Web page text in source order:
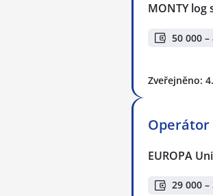
MONTY log
50 000 –
Zveřejněno:
Operátor
EUROPA
29 000 –